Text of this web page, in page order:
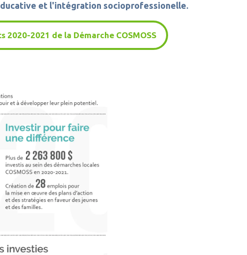
et l'intégration socioprofessionelle.
2020-2021 de la Démarche COSMOSS